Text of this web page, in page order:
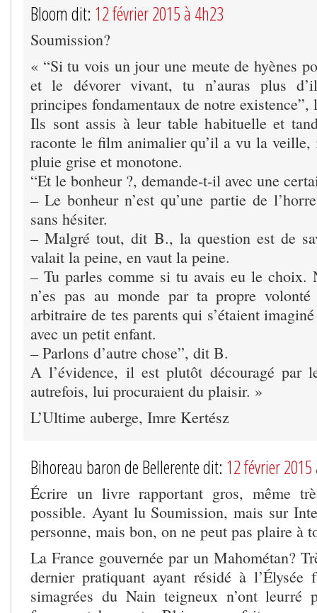
Bloom dit: 12 février 2015 à 4h23
Soumission?
« “Si tu vois un jour une meute de hyènes
et le dévorer vivant, tu n’auras plus
principes fondamentaux de notre
Ils sont assis à leur table habituelle et
raconte le film animalier qu’il a vu la veille,
pluie grise et monotone.
“Et le bonheur ?, demande-t-il avec une
– Le bonheur n’est qu’une partie de
sans hésiter.
– Malgré tout, dit B., la question est de
valait la peine, en vaut la peine.
– Tu parles comme si tu avais eu le choix.
n’es pas au monde par ta propre
arbitraire de tes parents qui s’étaient
avec un petit enfant.
– Parlons d’autre chose”, dit B.
A l’évidence, il est plutôt découragé par
autrefois, lui procuraient du plaisir. »
L’Ultime auberge, Imre Kertész
Bihoreau baron de Bellerente dit: 12 février
Écrire un livre rapportant gros, même
possible. Ayant lu Soumission, mais sur
personne, mais bon, on ne peut pas plaire à
La France gouvernée par un Mahométan?
dernier pratiquant ayant résidé à
simagrées du Nain teigneux n’ont leurré